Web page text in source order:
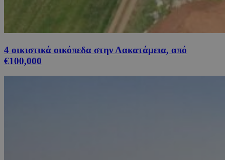
4 οικιστικά οικόπεδα στην Λακατάμεια, από
€100,000